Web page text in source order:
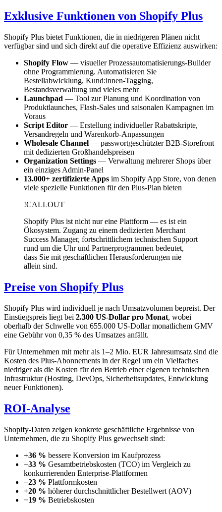
Exklusive Funktionen von Shopify Plus
Shopify Plus bietet Funktionen, die in niedrigeren Plänen nicht
verfügbar sind und sich direkt auf die operative Effizienz auswirken:
Shopify Flow — visueller Prozessautomatisierungs-Builder
ohne Programmierung. Automatisieren Sie
Bestellabwicklung, Kund:innen-Tagging,
Bestandsverwaltung und vieles mehr
Launchpad — Tool zur Planung und Koordination von
Produktlaunches, Flash-Sales und saisonalen Kampagnen im
Voraus
Script Editor — Erstellung individueller Rabattskripte,
Versandregeln und Warenkorb-Anpassungen
Wholesale Channel — passwortgeschützter B2B-Storefront
mit dedizierten Großhandelspreisen
Organization Settings — Verwaltung mehrerer Shops über
ein einziges Admin-Panel
13.000+ zertifizierte Apps im Shopify App Store, von denen
viele spezielle Funktionen für den Plus-Plan bieten
!CALLOUT
Shopify Plus ist nicht nur eine Plattform — es ist ein
Ökosystem. Zugang zu einem dedizierten Merchant
Success Manager, fortschrittlichem technischen Support
rund um die Uhr und Partnerprogrammen bedeutet,
dass Sie mit geschäftlichen Herausforderungen nie
allein sind.
Preise von Shopify Plus
Shopify Plus wird individuell je nach Umsatzvolumen bepreist. Der
Einstiegspreis liegt bei 2.300 US-Dollar pro Monat, wobei
oberhalb der Schwelle von 655.000 US-Dollar monatlichem GMV
eine Gebühr von 0,35 % des Umsatzes anfällt.
Für Unternehmen mit mehr als 1–2 Mio. EUR Jahresumsatz sind die
Kosten des Plus-Abonnements in der Regel um ein Vielfaches
niedriger als die Kosten für den Betrieb einer eigenen technischen
Infrastruktur (Hosting, DevOps, Sicherheitsupdates, Entwicklung
neuer Funktionen).
ROI-Analyse
Shopify-Daten zeigen konkrete geschäftliche Ergebnisse von
Unternehmen, die zu Shopify Plus gewechselt sind:
+36 % bessere Konversion im Kaufprozess
−33 % Gesamtbetriebskosten (TCO) im Vergleich zu
konkurrierenden Enterprise-Plattformen
−23 % Plattformkosten
+20 % höherer durchschnittlicher Bestellwert (AOV)
−19 % Betriebskosten